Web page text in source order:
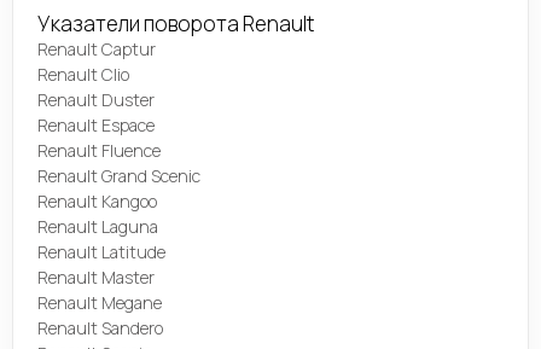
Указатели поворота Renault
Renault Captur
Renault Clio
Renault Duster
Renault Espace
Renault Fluence
Renault Grand Scenic
Renault Kangoo
Renault Laguna
Renault Latitude
Renault Master
Renault Megane
Renault Sandero